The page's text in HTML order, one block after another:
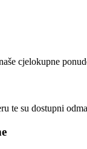
cjelokupne
te su dostupni